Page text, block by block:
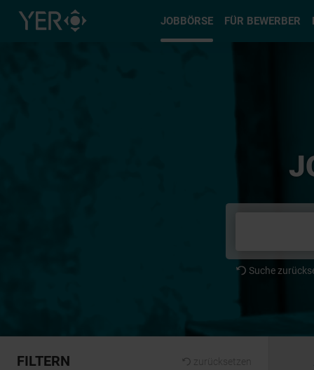
JOBBÖRSE FÜR BEWERBER
Typ
Suche
FILTERN zurücksetzen